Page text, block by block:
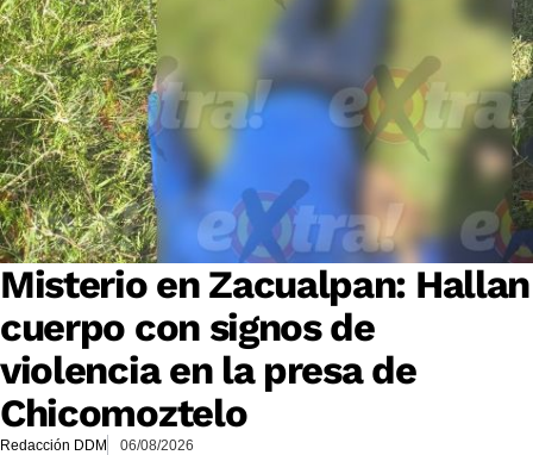
Misterio en Zacualpan: Hallan
cuerpo con signos de
violencia en la presa de
Chicomoztelo
Redacción DDM 06/08/2026